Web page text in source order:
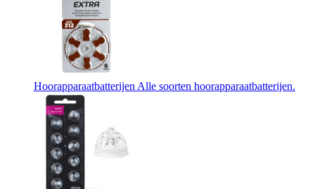
Hoorapparaatbatterijen Alle soorten hoorapparaatbatterijen.